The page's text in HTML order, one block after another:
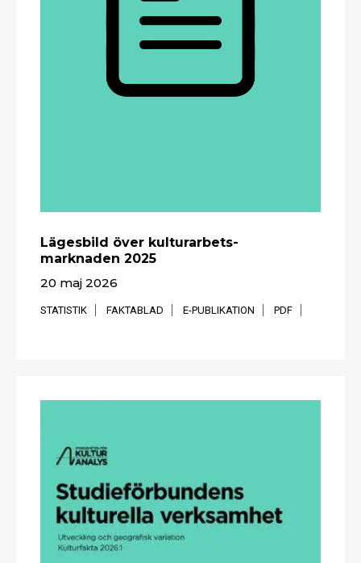
Lägesbild över kulturarbets­
marknaden 2025
20 maj 2026
STATISTIK FAKTABLAD E-PUBLIKATION PDF